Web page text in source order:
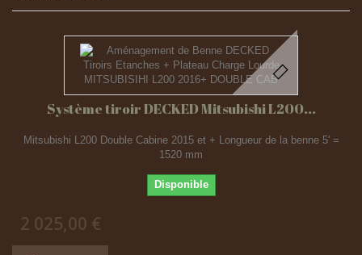
Système tiroir DECKED Mitsubishi L200...
Mitsubishi L200 Double Cabine 2015 et + Longueur de la benne 5' =
1520 mm
Disponible
2 025,00 €